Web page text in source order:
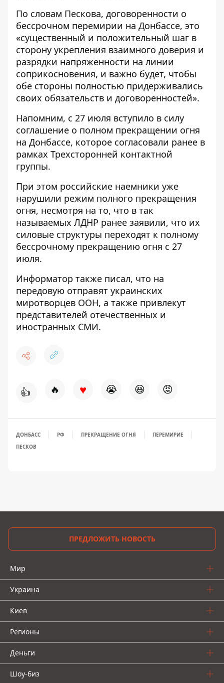
По словам Пескова, договоренности о
бессрочном перемирии на Донбассе, это
«существенный и положительный шаг в
сторону укрепления взаимного доверия и
разрядки напряженности на линии
соприкосновения, и важно будет, чтобы
обе стороны полностью придерживались
своих обязательств и договоренностей».
Напомним, с 27 июля вступило в силу
соглашение о полном прекращении огня
на Донбассе, которое согласовали ранее в
рамках Трехсторонней контактной
группы.
При этом российские наемники уже
нарушили режим полного прекращения
огня, несмотря на то, что в так
называемых ЛДНР ранее заявили, что их
силовые структуры переходят к полному
бессрочному прекращению огня с 27
июля.
Информатор также писал, что на
передовую отправят украинских
миротворцев ООН, а также привлекут
представителей отечественных и
иностранных СМИ.
👍 🔥 ♥ 😭 😆 😡
ДОНБАСС РФ ПРЕКРАЩЕНИЕ ОГНЯ
ПЕРЕМИРИЕ
ПЕСКОВ
ПРЕДЛОЖИТЬ НОВОСТЬ
Мир
Украина
Киев
Регионы
Деньги
Шоу-биз